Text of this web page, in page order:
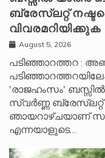
ബ്രേസ്‌ലറ്റ്
വിവരമറിയിക്കുക
August 5, 2026
പടിഞ്ഞാറത്തറ :
'രാജഹംസം'
സ്വർണ്ണ ബ്രേസ്‌ലറ്റ്
ഞായറാഴ്ചയാണ്
എന്നയാളുടെ…